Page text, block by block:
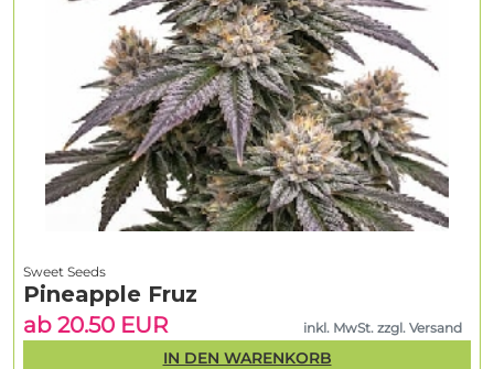
Sweet Seeds
Pineapple Fruz
ab 20.50 EUR
inkl. MwSt. zzgl. Versand
IN DEN WARENKORB